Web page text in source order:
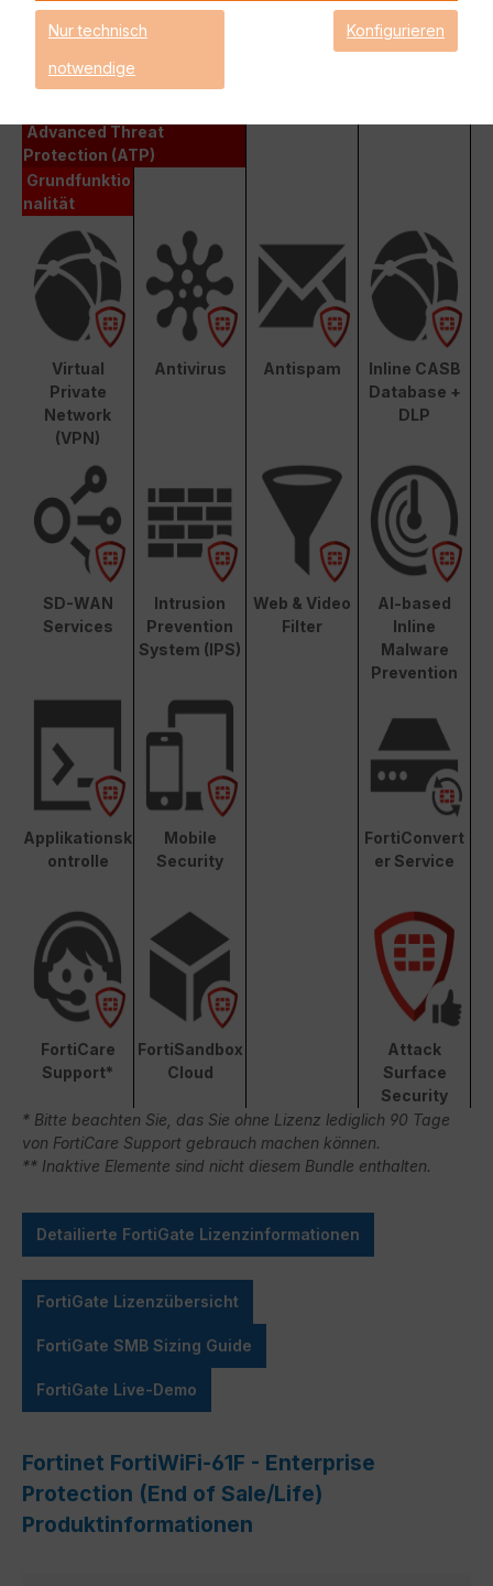
Fortinet Enterprise Protection
Enterprise Protection
Advanced Threat
Protection (ATP)
Grundfunktio
nalität
Virtual
Private
Network
(VPN)
Antivirus Antispam
Inline CASB
Database +
DLP
SD-WAN
Services
Intrusion
Prevention
System (IPS)
Web & Video
Filter
AI-based
Inline
Malware
Prevention
Applikationsk
ontrolle
Mobile
Security
FortiConvert
er Service
FortiCare
Support*
FortiSandbox
Cloud
Attack
Surface
Security
* Bitte beachten Sie, das Sie ohne Lizenz lediglich 90 Tage
von FortiCare Support gebrauch machen können.
** Inaktive Elemente sind nicht diesem Bundle enthalten.
Detailierte FortiGate Lizenzinformationen
FortiGate Lizenzübersicht
FortiGate SMB Sizing Guide
FortiGate Live-Demo
Fortinet FortiWiFi-61F - Enterprise
Protection (End of Sale/Life)
Produktinformationen
Nur technisch
notwendige
Konfigurieren